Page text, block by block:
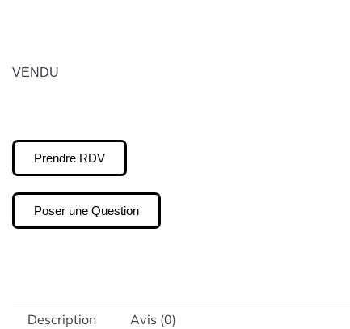
VENDU
Prendre RDV
Poser une Question
Description Avis (0)